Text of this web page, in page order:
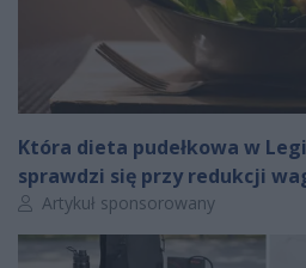
Która dieta pudełkowa w
sprawdzi się przy redukcji
Autor artykułu:
Artykuł sponsorowany